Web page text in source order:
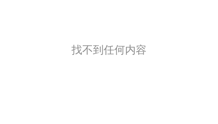
找不到任何内容